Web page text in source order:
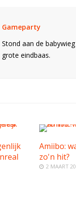
Gameparty
Stond aan de
grote eindbaas.
Amiibo:
zo'n hit?
2 MAART